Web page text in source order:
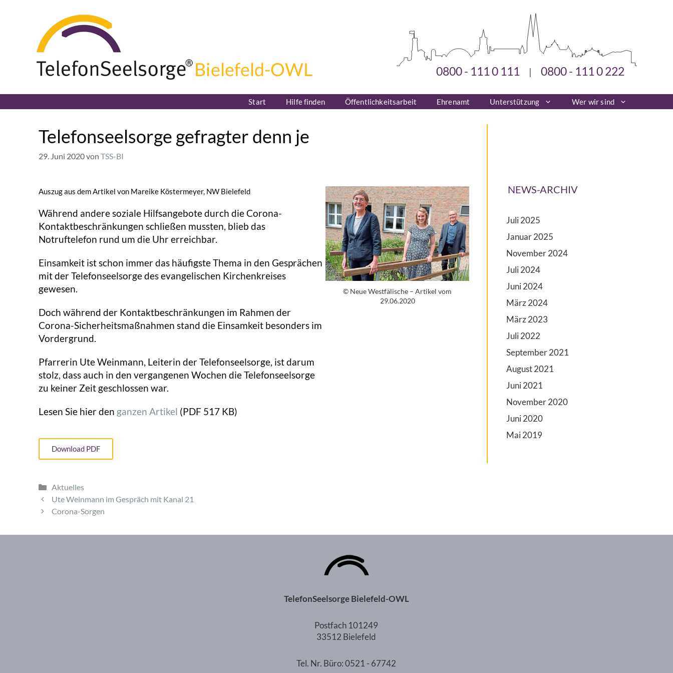
0800 - 111 0 111 | 0800 - 111 0 222
Start Hilfe finden Öffentlichkeitsarbeit Ehrenamt Unterstützung Wer wir sind
Telefonseelsorge gefragter denn je
29. Juni 2020von TSS-BI
Auszug aus dem Artikel von Mareike Köstermeyer, NW Bielefeld
Während andere soziale Hilfsangebote durch die Corona-
Kontaktbeschränkungen schließen mussten, blieb das
Notruftelefon rund um die Uhr erreichbar.
Einsamkeit ist schon immer das häufigste Thema in den Gesprächen
mit der Telefonseelsorge des evangelischen Kirchenkreises
gewesen.
Doch während der Kontaktbeschränkungen im Rahmen der
Corona-Sicherheitsmaßnahmen stand die Einsamkeit besonders im
Vordergrund.
Pfarrerin Ute Weinmann, Leiterin der Telefonseelsorge, ist darum
stolz, dass auch in den vergangenen Wochen die Telefonseelsorge
zu keiner Zeit geschlossen war.
Lesen Sie hier den ganzen Artikel (PDF 517 KB)
Download PDF
© Neue Westfälische – Artikel vom
29.06.2020
Aktuelles
Ute Weinmann im Gespräch mit Kanal 21
Corona-Sorgen
NEWS-ARCHIV
Juli 2025
Januar 2025
November 2024
Juli 2024
Juni 2024
März 2024
März 2023
Juli 2022
September 2021
August 2021
Juni 2021
November 2020
Juni 2020
Mai 2019
TelefonSeelsorge Bielefeld-OWL
Postfach 101249
33512 Bielefeld
Tel. Nr. Büro: 0521 - 67742